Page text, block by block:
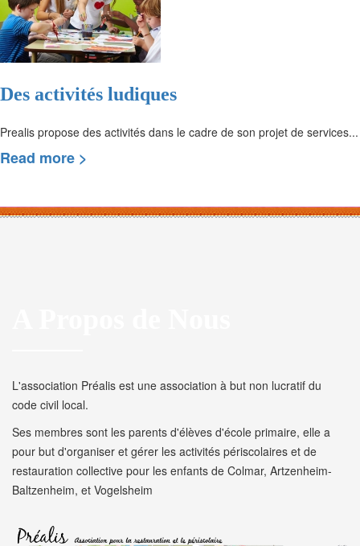
Des activités ludiques
Prealis propose des activités dans le cadre de son projet de services...
Read more >
L'association Préalis est une association à but non lucratif du
code civil local.
Ses membres sont les parents d'élèves d'école primaire, elle a
pour but d'organiser et gérer les activités périscolaires et de
restauration collective pour les enfants de Colmar, Artzenheim-
Baltzenheim, et Vogelsheim